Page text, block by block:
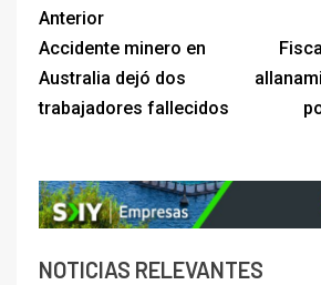
Anterior
Accidente minero en
Australia dejó dos
trabajadores fallecidos
NOTICIAS RELEVANTES